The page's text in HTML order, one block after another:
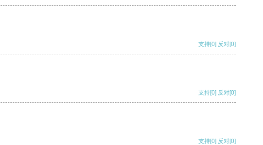
支持[0] 反对[0]
支持[0] 反对[0]
支持[0] 反对[0]